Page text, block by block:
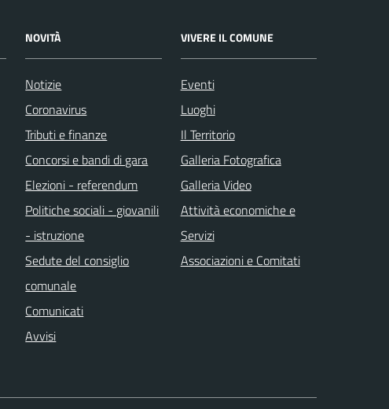
NOVITÀ
Notizie
Coronavirus
Tributi e finanze
Concorsi e bandi di gara
Elezioni - referendum
Politiche sociali - giovanili
- istruzione
Sedute del consiglio
comunale
Comunicati
Avvisi
VIVERE IL COMUNE
Eventi
Luoghi
Il Territorio
Galleria Fotografica
Galleria Video
Attività economiche e
Servizi
Associazioni e Comitati